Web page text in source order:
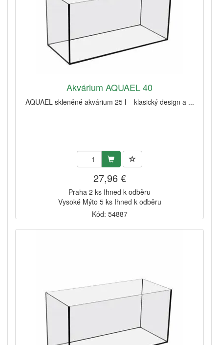
Akvárium AQUAEL 40
AQUAEL skleněné akvárium 25 l – klasický design a ...
27,96 €
Praha 2 ks Ihned k odběru
Vysoké Mýto 5 ks Ihned k odběru
Kód: 54887